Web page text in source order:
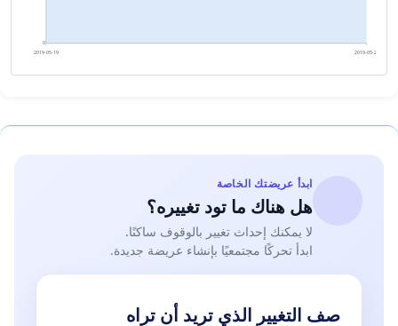
0
2019-05-19 2019-05-20
ابدأ عريضتك الخاصة
هل هناك ما تود تغييره؟
لا يمكنك إحداث تغيير بالوقوف ساكنًا.
ابدأ تحركًا مجتمعيًا بإنشاء عريضة جديدة.
صف التغيير الذي تريد أن تراه